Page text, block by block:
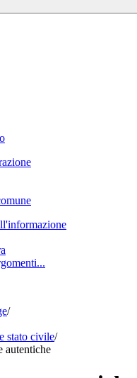
/
stato civile/
autentiche